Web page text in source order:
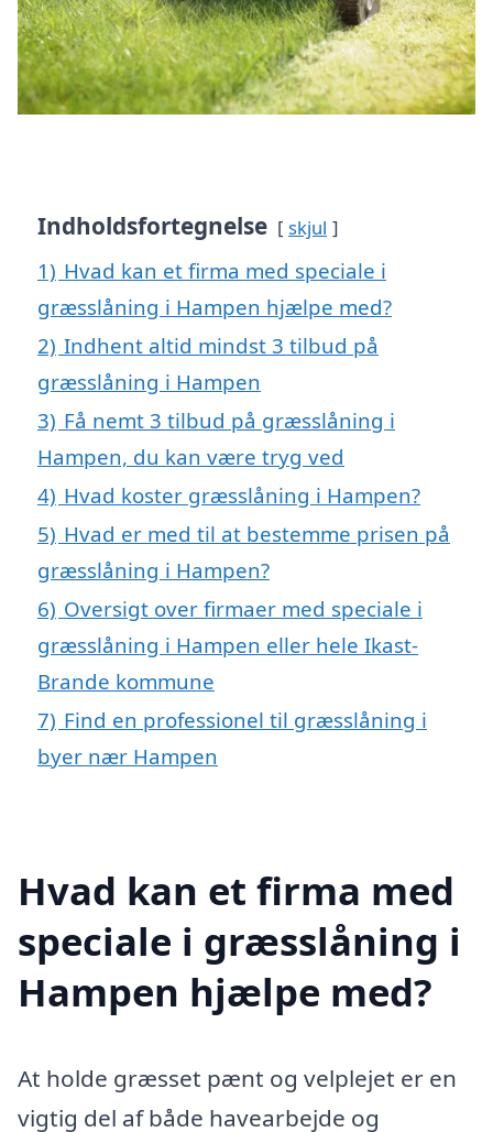
Indholdsfortegnelse skjul
1) Hvad kan et firma med speciale i
græsslåning i Hampen hjælpe med?
2) Indhent altid mindst 3 tilbud på
græsslåning i Hampen
3) Få nemt 3 tilbud på græsslåning i
Hampen, du kan være tryg ved
4) Hvad koster græsslåning i Hampen?
5) Hvad er med til at bestemme prisen på
græsslåning i Hampen?
6) Oversigt over firmaer med speciale i
græsslåning i Hampen eller hele Ikast-
Brande kommune
7) Find en professionel til græsslåning i
byer nær Hampen
Hvad kan et firma med
speciale i græsslåning i
Hampen hjælpe med?
At holde græsset pænt og velplejet er en
vigtig del af både havearbejde og